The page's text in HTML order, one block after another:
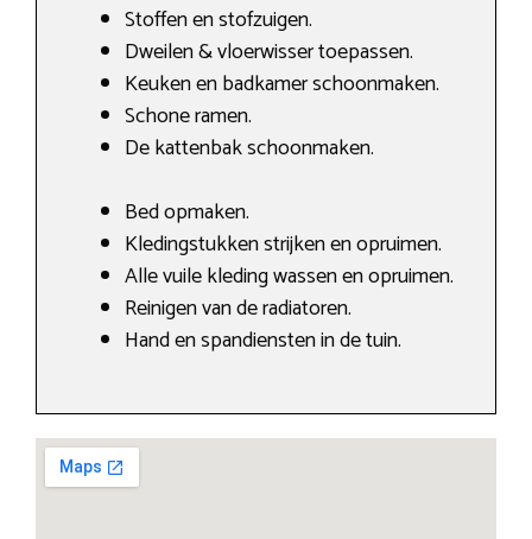
Stoffen en stofzuigen.
Dweilen & vloerwisser toepassen.
Keuken en badkamer schoonmaken.
Schone ramen.
De kattenbak schoonmaken.
Bed opmaken.
Kledingstukken strijken en opruimen.
Alle vuile kleding wassen en opruimen.
Reinigen van de radiatoren.
Hand en spandiensten in de tuin.